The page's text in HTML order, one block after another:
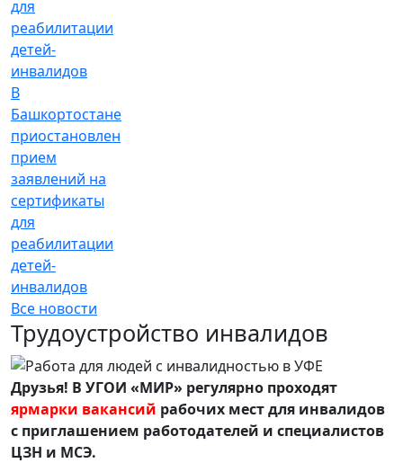
В
Башкортостане
приостановлен
прием
заявлений на
сертификаты
для
реабилитации
детей-
инвалидов
Все новости
Трудоустройство инвалидов
Друзья! В УГОИ «МИР» регулярно проходят
ярмарки вакансий рабочих мест для инвалидов
с приглашением работодателей и специалистов
ЦЗН и МСЭ.